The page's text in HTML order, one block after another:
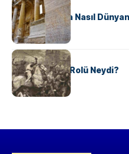
KÜLTÜR
Antik Yunanca Nasıl
KÜLTÜR
Valdensler’in Rolü Neydi?